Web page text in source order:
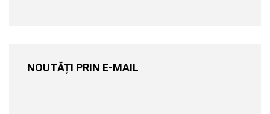
NOUTĂȚI PRIN E-MAIL